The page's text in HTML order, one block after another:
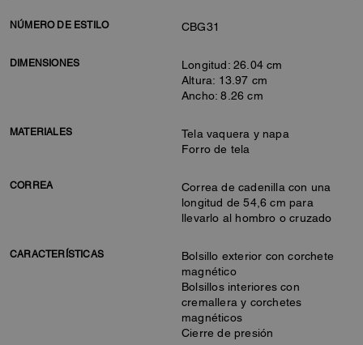
NÚMERO DE ESTILO CBG31
DIMENSIONES
Longitud: 26.04 cm
Altura: 13.97 cm
Ancho: 8.26 cm
MATERIALES
Tela vaquera y napa
Forro de tela
CORREA
Correa de cadenilla con una
longitud de 54,6 cm para
llevarlo al hombro o cruzado
CARACTERÍSTICAS
Bolsillo exterior con corchete
magnético
Bolsillos interiores con
cremallera y corchetes
magnéticos
Cierre de presión